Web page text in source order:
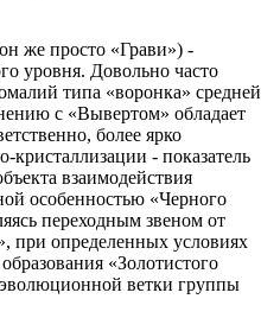
же просто «Грави») -
уровня. Довольно часто
типа «воронка» средней
с «Вывертом» обладает
более ярко
- показатель
взаимодействия
особенностью «Черного
переходным звеном от
при определенных условиях
«Золотистого
ветки группы